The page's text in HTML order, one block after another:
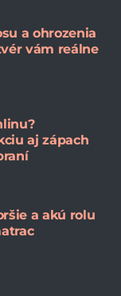
a ohrozenia
vám reálne
aj zápach
a akú rolu